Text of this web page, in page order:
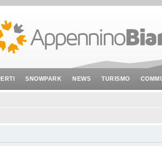
SNOWPARK NEWS TURISMO